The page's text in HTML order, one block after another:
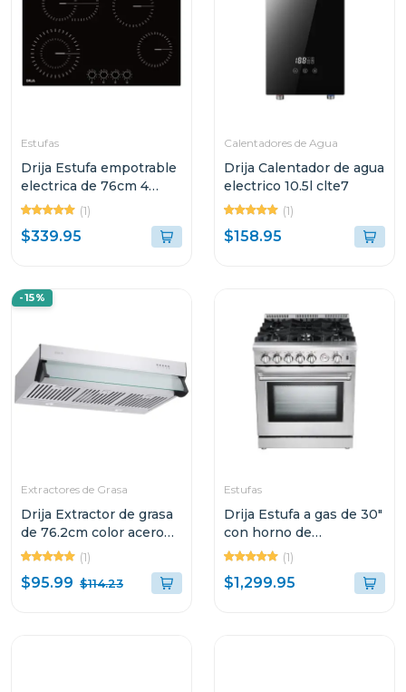
Estufas
Drija Estufa empotrable
electrica de 76cm 4
quemadores bari
(1)
$339.95
Calentadores de Agua
Drija Calentador de agua
electrico 10.5l clte7
(1)
$158.95
-15%
Extractores de Grasa
Drija Extractor de grasa
de 76.2cm color acero
compatto(1)
$95.99 $114.23
Estufas
Drija Estufa a gas de 30"
con horno de
convección
(1)
$1,299.95